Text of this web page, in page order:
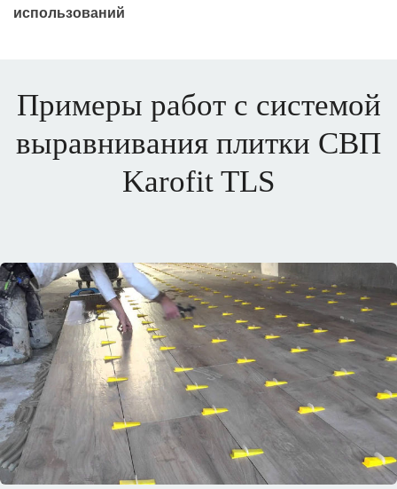
использований
Примеры работ с системой
выравнивания плитки СВП
Karofit TLS